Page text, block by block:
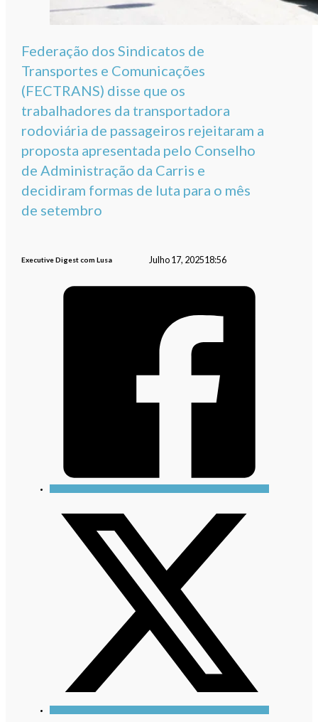
Federação dos Sindicatos de
Transportes e Comunicações
(FECTRANS) disse que os
trabalhadores da transportadora
rodoviária de passageiros rejeitaram a
proposta apresentada pelo Conselho
de Administração da Carris e
decidiram formas de luta para o mês
de setembro
Executive Digest com Lusa Julho 17, 202518:56